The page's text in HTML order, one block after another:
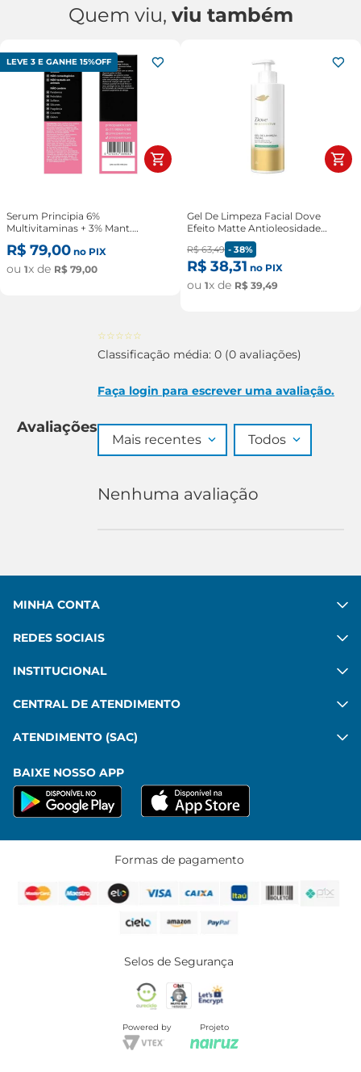
Quem viu, viu também
LEVE 3 E GANHE 15%OFF
Serum Principia 6%
Multivitaminas + 3% Mant.
Abacate + 2% Esqualano + 1%
Bisabol Multirreparador 30ml
R$ 79,00 no PIX
ou 1x de R$ 79,00
Gel De Limpeza Facial Dove
Efeito Matte Antioleosidade
Regenerative Pump 300ml
R$ 63,49 - 38%
R$ 38,31 no PIX
ou 1x de R$ 39,49
Avaliações
☆☆☆☆☆
Classificação média: 0 (0 avaliações)
Faça login para escrever uma avaliação.
Mais recentes Todos
Nenhuma avaliação
MINHA CONTA
REDES SOCIAIS
INSTITUCIONAL
CENTRAL DE ATENDIMENTO
ATENDIMENTO (SAC)
BAIXE NOSSO APP
Formas de pagamento
Selos de Segurança
Powered by Projeto